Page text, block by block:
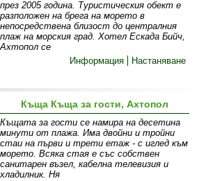
през 2005 година. Туристическия обект е
разположен на брега на морето в
непосредствена близост до централния
плаж на морския град. Хотел Ескада Бийч,
Ахтопол се
Информация
Настаняване
Къща Къща за гости, Ахтопол
Къщата за гости се намира на десетина
минути от плажа. Има двойни и тройни
стаи на първи и трети етаж - с иглед към
морето. Всяка стая е със собствен
санитарен възел, кабелна телевизия и
хладилник. Ня